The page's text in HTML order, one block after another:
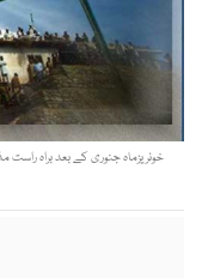
خونریزماہ جنوری کے بعد براہ